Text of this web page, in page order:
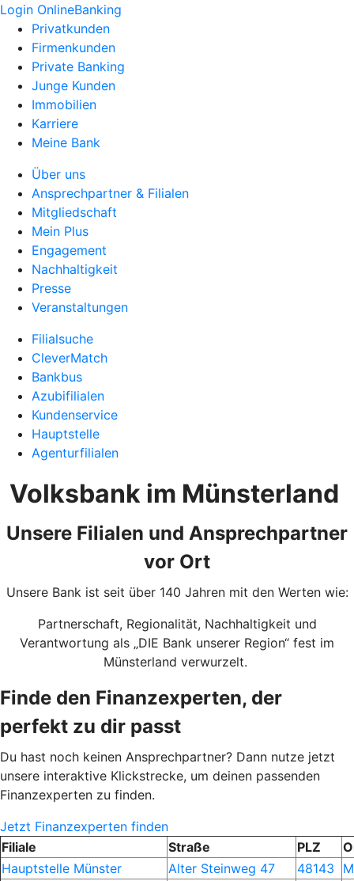
Login OnlineBanking
Privatkunden
Firmenkunden
Private Banking
Junge Kunden
Immobilien
Karriere
Meine Bank
Über uns
Ansprechpartner & Filialen
Mitgliedschaft
Mein Plus
Engagement
Nachhaltigkeit
Presse
Veranstaltungen
Filialsuche
CleverMatch
Bankbus
Azubifilialen
Kundenservice
Hauptstelle
Agenturfilialen
Volksbank im Münsterland
Unsere Filialen und Ansprechpartner
vor Ort
Unsere Bank ist seit über 140 Jahren mit den Werten wie:
Partnerschaft, Regionalität, Nachhaltigkeit und
Verantwortung als „DIE Bank unserer Region“ fest im
Münsterland verwurzelt.
Finde den Finanzexperten, der
perfekt zu dir passt
Du hast noch keinen Ansprechpartner? Dann nutze jetzt
unsere interaktive Klickstrecke, um deinen passenden
Finanzexperten zu finden.
Jetzt Finanzexperten finden
Filiale
Straße PLZ
Hauptstelle Münster
Alter Steinweg 47 48143